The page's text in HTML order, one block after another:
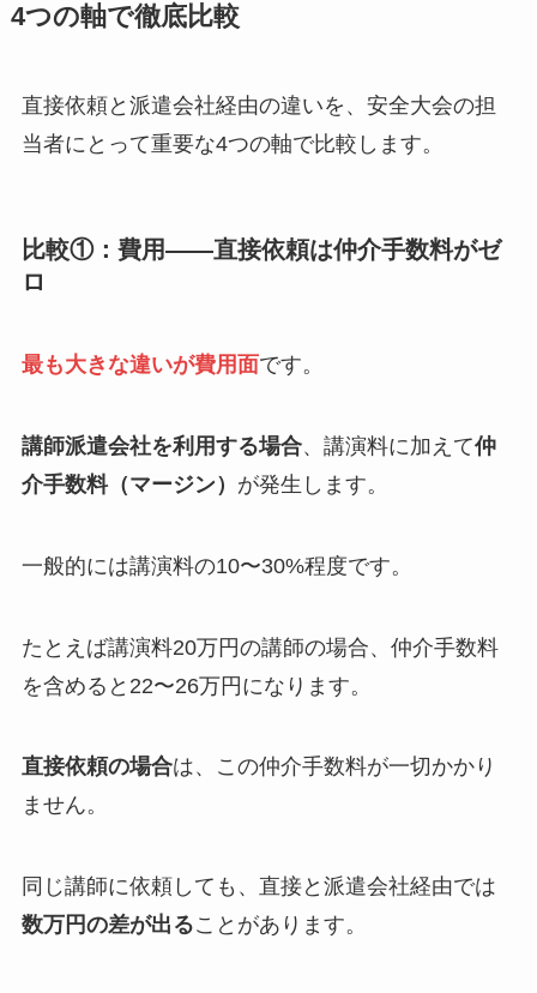
4つの軸で徹底比較
直接依頼と派遣会社経由の違いを、安全大会の担
当者にとって重要な4つの軸で比較します。
比較①：費用——直接依頼は仲介手数料がゼ
ロ
最も大きな違いが費用面です。
講師派遣会社を利用する場合、講演料に加えて仲
介手数料（マージン） が発生します。
一般的には講演料の10〜30%程度です。
たとえば講演料20万円の講師の場合、仲介手数料
を含めると22〜26万円になります。
直接依頼の場合は、この仲介手数料が一切かかり
ません。
同じ講師に依頼しても、直接と派遣会社経由では
数万円の差が出ることがあります。